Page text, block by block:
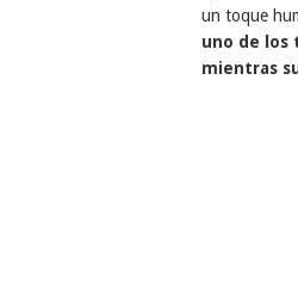
un toque
uno de los
mientras